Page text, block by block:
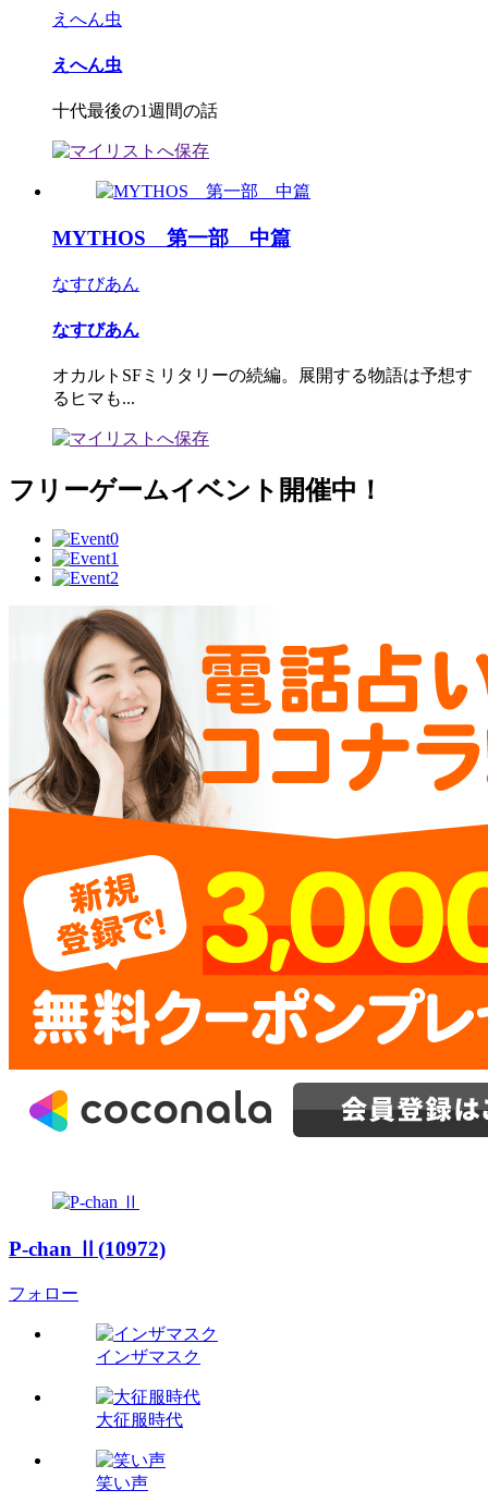
えへん虫
えへん虫
十代最後の1週間の話
MYTHOS 第一部 中篇
なすびあん
なすびあん
オカルトSFミリタリーの続編。展開する物語は予想す
るヒマも...
フリーゲームイベント開催中！
P-chan Ⅱ(10972)
フォロー
インザマスク
大征服時代
笑い声